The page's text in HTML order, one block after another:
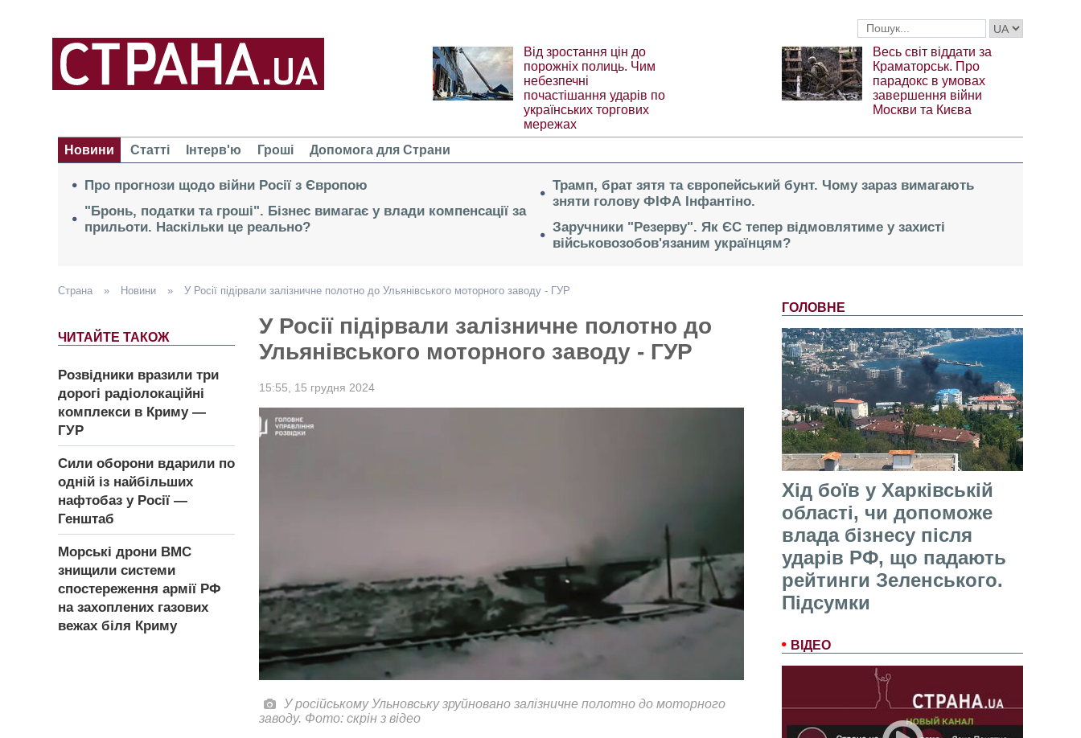
Від зростання цін до
порожніх полиць. Чим
небезпечні
почастішання ударів по
українських торгових
мережах
Весь світ віддати за
Краматорськ. Про
парадокс в умовах
завершення війни
Москви та Києва
Новини Статті Інтерв'ю Гроші Допомога для Страни
Про прогнози щодо війни Росії з Європою
"Бронь, податки та гроші". Бізнес вимагає у влади компенсації за
прильоти. Наскільки це реально?
Трамп, брат зятя та європейський бунт. Чому зараз вимагають
зняти голову ФІФА Інфантіно.
Заручники "Резерву". Як ЄС тепер відмовлятиме у захисті
військовозобов'язаним українцям?
ГОЛОВНЕ
Хід боїв у Харківській
області, чи допоможе
влада бізнесу після
ударів РФ, що падають
рейтинги Зеленського.
Підсумки
ВІДЕО
Страна » Новини » У Росії підірвали залізничне полотно до Ульянівського моторного заводу - ГУР
ЧИТАЙТЕ ТАКОЖ
Розвідники вразили три
дорогі радіолокаційні
комплекси в Криму —
ГУР
Сили оборони вдарили по
одній із найбільших
нафтобаз у Росії —
Генштаб
Морські дрони ВМС
знищили системи
спостереження армії РФ
на захоплених газових
вежах біля Криму
У Росії підірвали залізничне полотно до
Ульянівського моторного заводу - ГУР
15:55, 15 грудня 2024
У російському Ульновську зруйновано залізничне полотно до моторного
заводу. Фото: скрін з відео